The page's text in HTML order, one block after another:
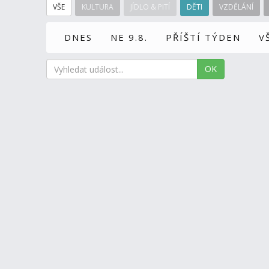
VŠE KULTURA JÍDLO & PITÍ DĚTI VZDĚLÁNÍ
DNES NE 9.8. PŘÍŠTÍ TÝDEN
OK